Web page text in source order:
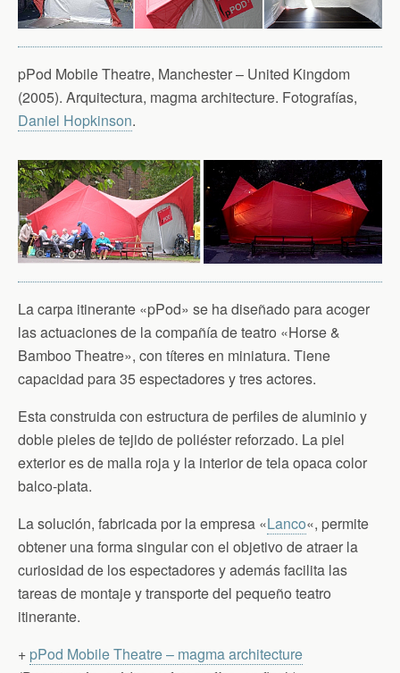
pPod Mobile Theatre, Manchester – United Kingdom
(2005). Arquitectura, magma architecture. Fotografías,
Daniel Hopkinson.
La carpa itinerante «pPod» se ha diseñado para acoger
las actuaciones de la compañía de teatro «Horse &
Bamboo Theatre», con títeres en miniatura. Tiene
capacidad para 35 espectadores y tres actores.
Esta construida con estructura de perfiles de aluminio y
doble pieles de tejido de poliéster reforzado. La piel
exterior es de malla roja y la interior de tela opaca color
balco-plata.
La solución, fabricada por la empresa «Lanco«, permite
obtener una forma singular con el objetivo de atraer la
curiosidad de los espectadores y además facilita las
tareas de montaje y transporte del pequeño teatro
itinerante.
+ pPod Mobile Theatre – magma architecture